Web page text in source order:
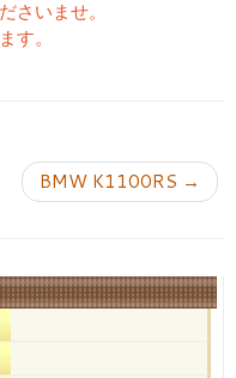
さいませ。
す。
BMW K1100RS →